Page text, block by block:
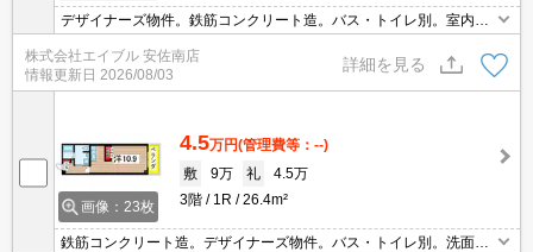
デザイナーズ物件。鉄筋コンクリート造。バス・トイレ別。室内に
洗濯機置場あり。エアコン1基付き。駐車場は敷地内。広島修道大
学生おすすめ物件。広島市立大学生おすすめ物件。フレスタへ740
m。
株式会社エイブル 安佐南店
情報更新日 2026/08/03
詳細を見る
画像：23枚
4.5万円(管理費等：--)
敷
9万 礼
4.5万
3階
1R 26.4m²
鉄筋コンクリート造。デザイナーズ物件。バス・トイレ別。洗面化